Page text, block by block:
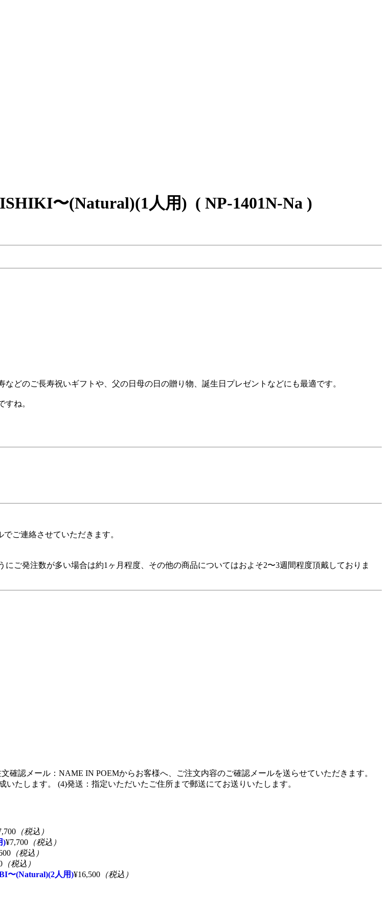
〜(Natural)(1人用) ( NP-1401N-Na )
どのご長寿祝いギフトや、父の日母の日の贈り物、誕生日プレゼントなどにも最適です。
ね。
ご連絡させていただきます。
ご発注数が多い場合は約1ヶ月程度、その他の商品についてはおよそ2〜3週間程度頂戴しておりま
（税込）
)¥7,700 （税込）
（税込）
（税込）
〜(Natural)(2人用)¥16,500 （税込）